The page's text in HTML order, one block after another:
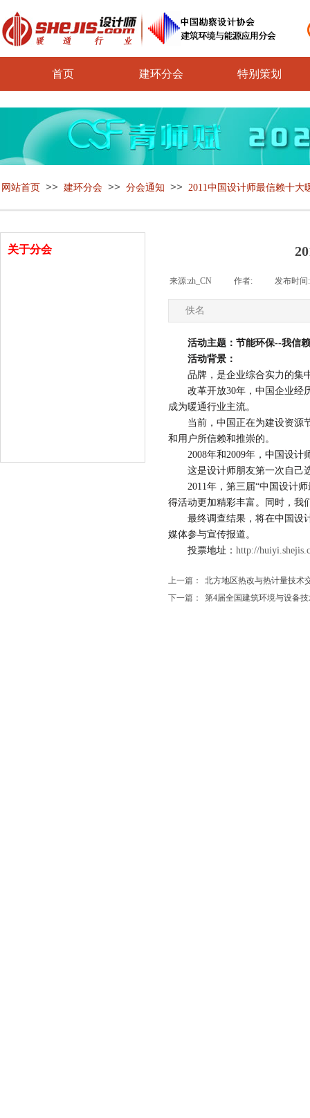
首页 建环分会 特别策划
网站首页 >> 建环分会 >> 分会通知 >> 2011中国设计师最信赖十大
来源:zh_CN 作者: 发布时
佚名
活动主题：节能环保--我信
活动背景：
品牌，是企业综合实力的集
改革开放30年，中国企业经历
成为暖通行业主流。
当前，中国正在为建设资源节
和用户所信赖和推崇的。
2008年和2009年，中国设计
这是设计师朋友第一次自己选
2011年，第三届“中国设计师
得活动更加精彩丰富。同时，我
最终调查结果，将在中国设计
媒体参与宣传报道。
投票地址： http://
上一篇：
北方地区热改与热计量技术
下一篇：
第4届全国建筑环境与设备
关于分会